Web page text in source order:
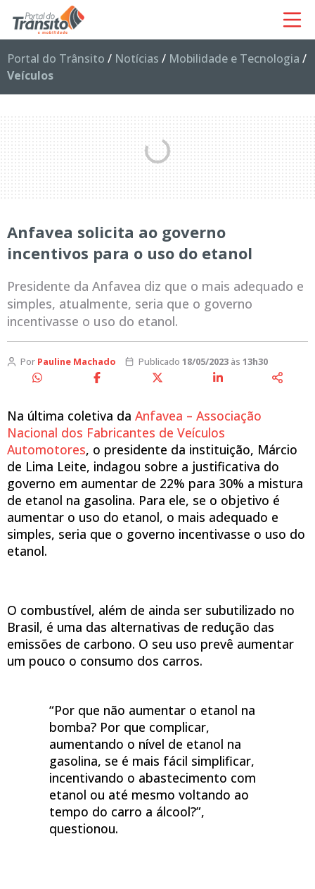
Portal do Trânsito / Notícias / Mobilidade e Tecnologia /
Veículos
Anfavea solicita ao governo
incentivos para o uso do etanol
Presidente da Anfavea diz que o mais adequado e
simples, atualmente, seria que o governo
incentivasse o uso do etanol.
Por Pauline Machado Publicado 18/05/2023às 13h30
Na última coletiva da Anfavea – Associação
Nacional dos Fabricantes de Veículos
Automotores, o presidente da instituição, Márcio
de Lima Leite, indagou sobre a justificativa do
governo em aumentar de 22% para 30% a mistura
de etanol na gasolina. Para ele, se o objetivo é
aumentar o uso do etanol, o mais adequado e
simples, seria que o governo incentivasse o uso do
etanol.
O combustível, além de ainda ser subutilizado no
Brasil, é uma das alternativas de redução das
emissões de carbono. O seu uso prevê aumentar
um pouco o consumo dos carros.
“Por que não aumentar o etanol na
bomba? Por que complicar,
aumentando o nível de etanol na
gasolina, se é mais fácil simplificar,
incentivando o abastecimento com
etanol ou até mesmo voltando ao
tempo do carro a álcool?”,
questionou.